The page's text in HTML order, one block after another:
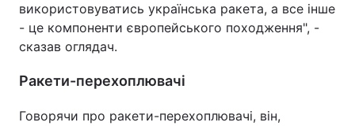
використовуватись українська ракета, а все інше
- це компоненти європейського походження", -
сказав оглядач.
Ракети-перехоплювачі
Говорячи про ракети-перехоплювачі, він,